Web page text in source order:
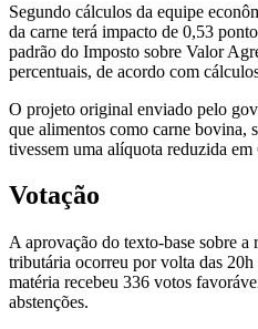
Segundo cálculos da equipe
da carne terá impacto de 0,53
padrão do Imposto sobre Valor
percentuais, de acordo com
O projeto original enviado pelo
que alimentos como carne bovina,
tivessem uma alíquota reduzida em
Votação
A aprovação do texto-base sobre a
tributária ocorreu por volta das
matéria recebeu 336 votos
abstenções.